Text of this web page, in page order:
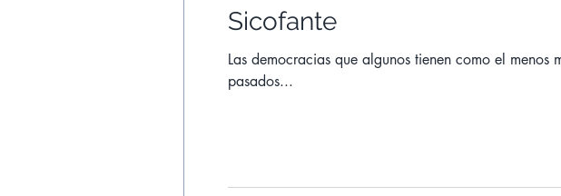
Sicofante
Las democracias que algunos tienen como el menos
pasados...